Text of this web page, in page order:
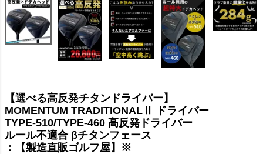
【選べる高反発チタンドライバー】
MOMENTUM TRADITIONALⅡ ドライバー
TYPE-510/TYPE-460 高反発ドライバー
ルール不適合 βチタンフェース
：【製造直販ゴルフ屋】※